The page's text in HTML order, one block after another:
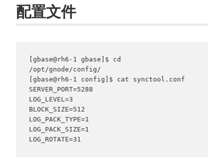
配置文件
[gbase@rh6-1 gbase]$ cd
/opt/gnode/config/
[gbase@rh6-1 config]$ cat synctool.conf
SERVER_PORT=5288
LOG_LEVEL=3
BLOCK_SIZE=512
LOG_PACK_TYPE=1
LOG_PACK_SIZE=1
LOG_ROTATE=31